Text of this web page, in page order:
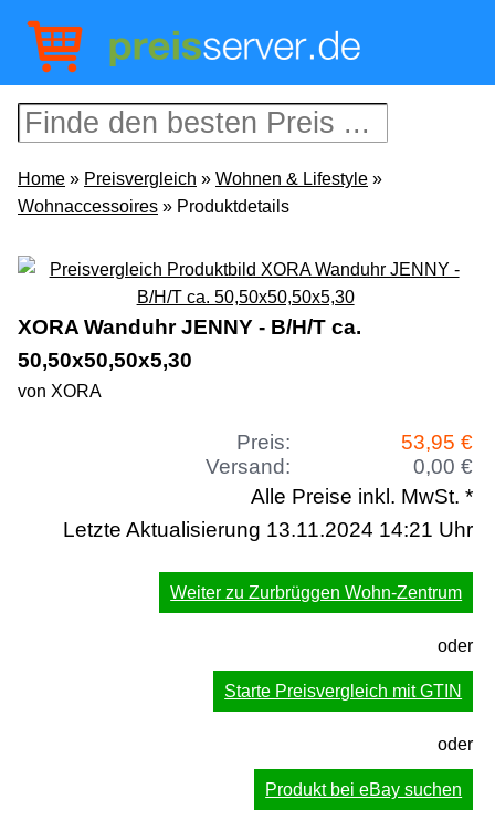
Home » Preisvergleich » Wohnen & Lifestyle »
Wohnaccessoires » Produktdetails
XORA Wanduhr JENNY - B/H/T ca.
50,50x50,50x5,30
von XORA
Preis:
53,95 €
Versand:
0,00 €
Alle Preise inkl. MwSt. *
Letzte Aktualisierung 13.11.2024 14:21 Uhr
Weiter zu Zurbrüggen Wohn-Zentrum
oder
Starte Preisvergleich mit GTIN
oder
Produkt bei eBay suchen